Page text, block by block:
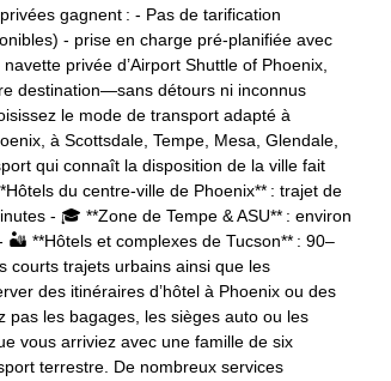
gagnent : - Pas de tarification
- prise en charge pré‑planifiée avec
privée d’Airport Shuttle of Phoenix,
destination—sans détours ni inconnus
le mode de transport adapté à
à Scottsdale, Tempe, Mesa, Glendale,
qui connaît la disposition de la ville fait
du centre-ville de Phoenix** : trajet de
- 🎓 **Zone de Tempe & ASU** : environ
🏜️ **Hôtels et complexes de Tucson** : 90–
courts trajets urbains ainsi que les
des itinéraires d’hôtel à Phoenix ou des
pas les bagages, les sièges auto ou les
vous arriviez avec une famille de six
terrestre. De nombreux services